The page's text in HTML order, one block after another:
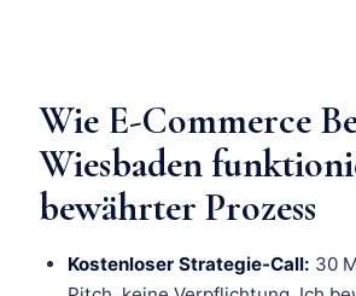
Wie E-Commerce
Wiesbaden
bewährter Prozess
Kostenloser Strategie-Call: 30